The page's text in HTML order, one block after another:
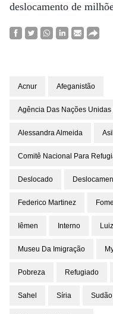
deslocamento de
Acnur Afeganistão
Agência Das Nações
Alessandra Almeida
Comitê Nacional Para
Deslocado
Federico Martinez Fome
Iêmen Interno
Museu Da Imigração
Pobreza Refugiado
Sahel Síria Sudão